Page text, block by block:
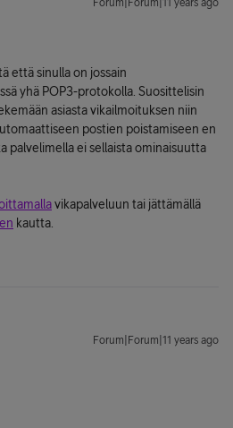
Forum|Forum|11 years ago
että sinulla on jossain
yhä POP3-protokolla. Suosittelisin
asiasta vikailmoituksen niin
postien poistamiseen en
palvelimella ei sellaista ominaisuutta
vikapalveluun tai jättämällä
kautta.
Forum|Forum|11 years ago